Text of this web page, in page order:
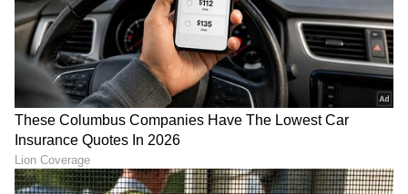
ಗುಡುಗು ಮತ್ತು ಮಿಂಚಿನ ಸಮಯದಲ್ಲಿ ಮರದ ಕೆಳಗೆ ಅಥವಾ
ತೆರೆದ ಪ್ರದೇಶಗಳಲ್ಲಿ ನಿಲ್ಲಬೇಡಿ. ವಿದ್ಯುತ್ ಕಂಬಗಳಿಂದ
ದೂರವಿರಿ. ಆಲಿಕಲ್ಲು ಮಳೆಯ ಮುನ್ಸೂಚನೆ ಇರುವ ಕಡೆ
ವಾಹನಗಳನ್ನು ಸುರಕ್ಷಿತ ಜಾಗದಲ್ಲಿ ನಿಲ್ಲಿಸಿ.
LATEST VIDEOS